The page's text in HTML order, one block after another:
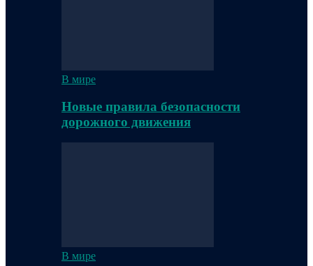
В мире
Новые правила безопасности
дорожного движения
В мире